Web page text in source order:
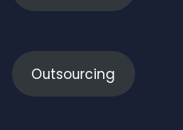
Outsourcing